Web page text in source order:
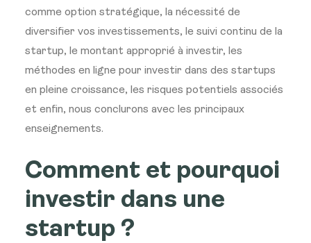
comme option stratégique, la nécessité de
diversifier vos investissements, le suivi continu de la
startup, le montant approprié à investir, les
méthodes en ligne pour investir dans des startups
en pleine croissance, les risques potentiels associés
et enfin, nous conclurons avec les principaux
enseignements.
Comment et pourquoi
investir dans une
startup ?